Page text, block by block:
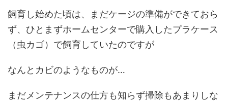
飼育し始めた頃は、まだケージの準備ができておら
ず、ひとまずホームセンターで購入したプラケース
（虫カゴ）で飼育していたのですが
なんとカビのようなものが…
まだメンテナンスの仕方も知らず掃除もあまりしな